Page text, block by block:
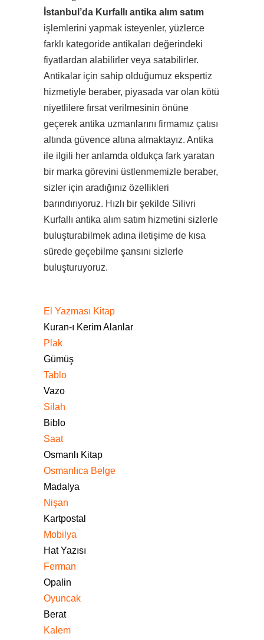
İstanbul’da Kurfallı antika alım satım
işlemlerini yapmak isteyenler, yüzlerce
farklı kategoride antikaları değerindeki
fiyatlardan alabilirler veya satabilirler.
Antikalar için sahip olduğumuz ekspertiz
hizmetiyle beraber, piyasada var olan kötü
niyetlilere fırsat verilmesinin önüne
geçerek antika uzmanlarını firmamız çatısı
altında güvence altına almaktayız. Antika
ile ilgili her anlamda oldukça fark yaratan
bir marka görevini üstlenmemizle beraber,
sizler için aradığınız özellikleri
barındırıyoruz. Hızlı bir şekilde Silivri
Kurfallı antika alım satım hizmetini sizlerle
buluşturabilmek adına iletişime de kısa
sürede geçebilme şansını sizlerle
buluşturuyoruz.
El Yazması Kitap
Kuran-ı Kerim Alanlar
Plak
Gümüş
Tablo
Vazo
Silah
Biblo
Saat
Osmanlı Kitap
Osmanlıca Belge
Madalya
Nişan
Kartpostal
Mobilya
Hat Yazısı
Ferman
Opalin
Oyuncak
Berat
Kalem